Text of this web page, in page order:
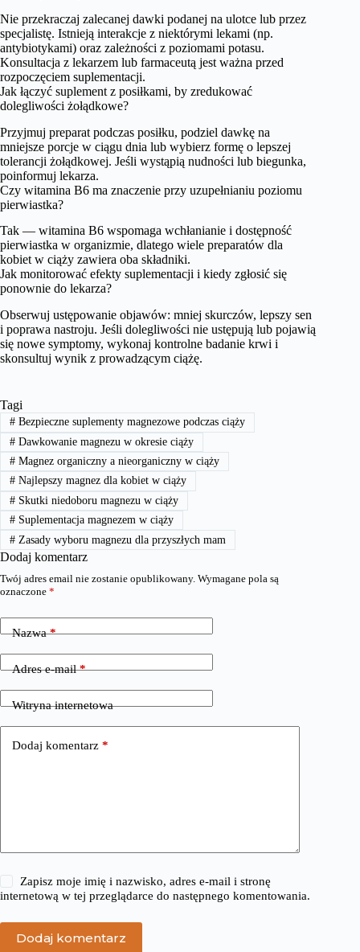
Nie przekraczaj zalecanej dawki podanej na ulotce lub przez
specjalistę. Istnieją interakcje z niektórymi lekami (np.
antybiotykami) oraz zależności z poziomami potasu.
Konsultacja z lekarzem lub farmaceutą jest ważna przed
rozpoczęciem suplementacji.
Jak łączyć suplement z posiłkami, by zredukować
dolegliwości żołądkowe?
Przyjmuj preparat podczas posiłku, podziel dawkę na
mniejsze porcje w ciągu dnia lub wybierz formę o lepszej
tolerancji żołądkowej. Jeśli wystąpią nudności lub biegunka,
poinformuj lekarza.
Czy witamina B6 ma znaczenie przy uzupełnianiu poziomu
pierwiastka?
Tak — witamina B6 wspomaga wchłanianie i dostępność
pierwiastka w organizmie, dlatego wiele preparatów dla
kobiet w ciąży zawiera oba składniki.
Jak monitorować efekty suplementacji i kiedy zgłosić się
ponownie do lekarza?
Obserwuj ustępowanie objawów: mniej skurczów, lepszy sen
i poprawa nastroju. Jeśli dolegliwości nie ustępują lub pojawią
się nowe symptomy, wykonaj kontrolne badanie krwi i
skonsultuj wynik z prowadzącym ciążę.
Tagi
#Bezpieczne suplementy magnezowe podczas ciąży
#Dawkowanie magnezu w okresie ciąży
#Magnez organiczny a nieorganiczny w ciąży
#Najlepszy magnez dla kobiet w ciąży
#Skutki niedoboru magnezu w ciąży
#Suplementacja magnezem w ciąży
#Zasady wyboru magnezu dla przyszłych mam
Dodaj komentarz
Twój adres email nie zostanie opublikowany. Wymagane pola są
oznaczone *
Nazwa*
Adres e-mail*
Witryna internetowa
Dodaj komentarz *
Zapisz moje imię i nazwisko, adres e-mail i stronę
internetową w tej przeglądarce do następnego komentowania.
Dodaj komentarz